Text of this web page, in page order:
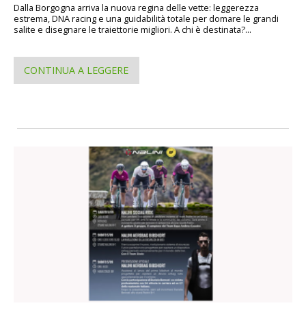
Dalla Borgogna arriva la nuova regina delle vette: leggerezza
estrema, DNA racing e una guidabilità totale per domare le grandi
salite e disegnare le traiettorie migliori. A chi è destinata?...
CONTINUA A LEGGERE